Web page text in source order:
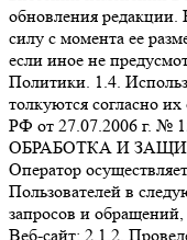
обновления редакции.
силу с момента ее
если иное не
Политики. 1.4.
толкуются согласно
РФ от 27.07.2006 г. №
ОБРАБОТКА И
Оператор
Пользователей в
запросов и
Веб-сайт; 2.1.2.